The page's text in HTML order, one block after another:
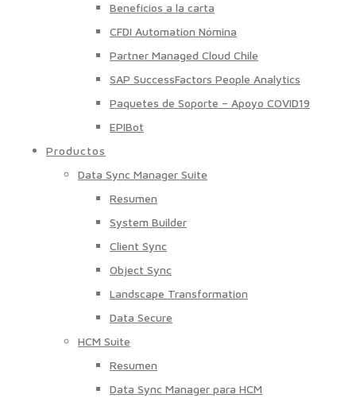
Beneficios a la carta
CFDI Automation Nómina
Partner Managed Cloud Chile
SAP SuccessFactors People Analytics
Paquetes de Soporte – Apoyo COVID19
EPIBot
Productos
Data Sync Manager Suite
Resumen
System Builder
Client Sync
Object Sync
Landscape Transformation
Data Secure
HCM Suite
Resumen
Data Sync Manager para HCM